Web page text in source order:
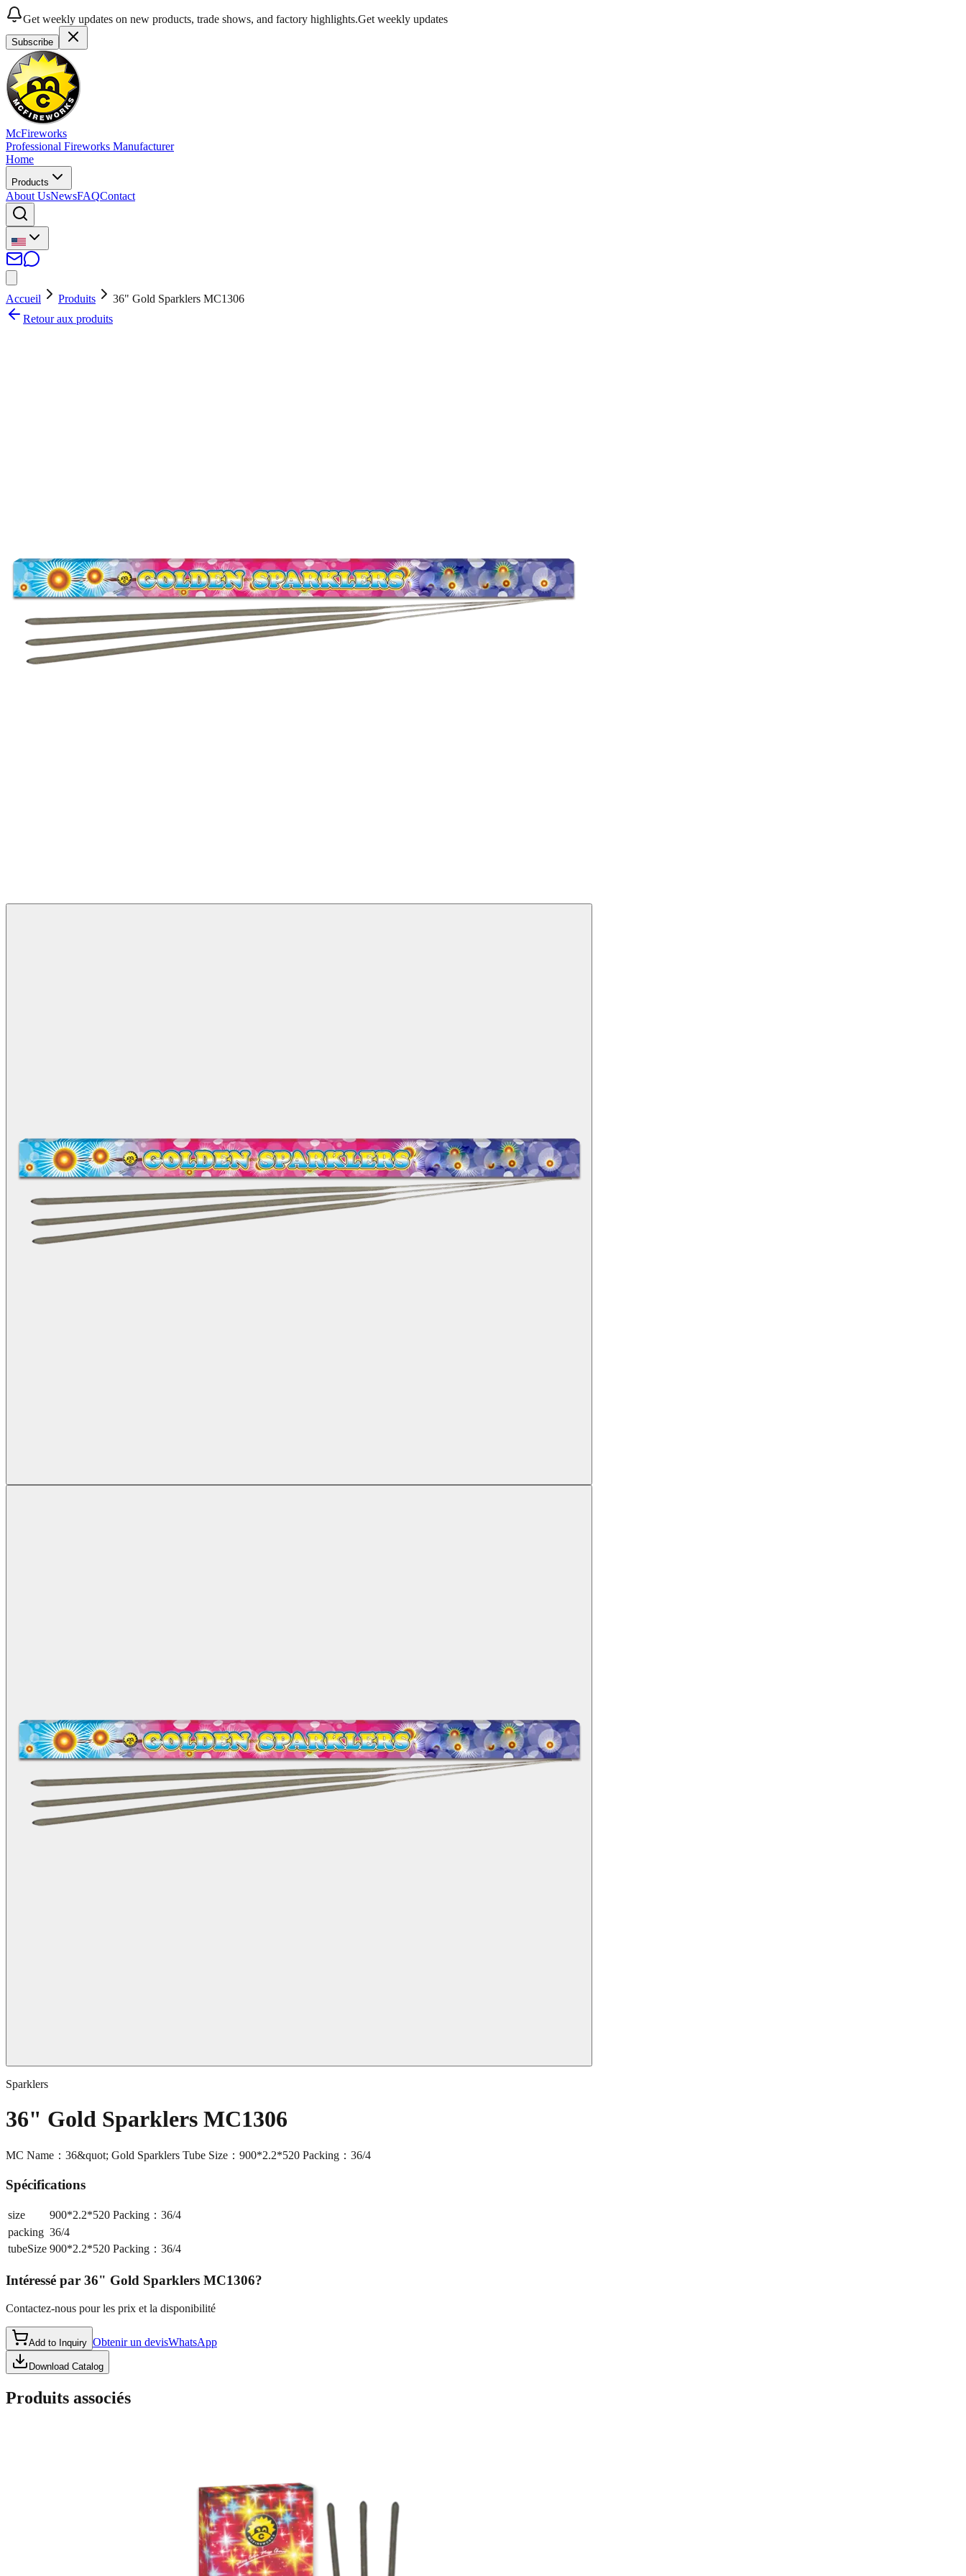
Get weekly updates on new products, trade shows, and factory highlights.Get weekly updates
Subscribe
McFireworks
Professional Fireworks Manufacturer
Home
Products
About UsNewsFAQContact
Accueil Produits
36" Gold Sparklers MC1306
Retour aux produits
Sparklers
36" Gold Sparklers MC1306
MC Name：36&quot; Gold Sparklers Tube Size：900*2.2*520 Packing：36/4
Spécifications
size
900*2.2*520 Packing：36/4
packing 36/4
tubeSize 900*2.2*520 Packing：36/4
Intéressé par 36" Gold Sparklers MC1306?
Contactez-nous pour les prix et la disponibilité
Add to Inquiry Obtenir un devisWhatsApp
Download Catalog
Produits associés